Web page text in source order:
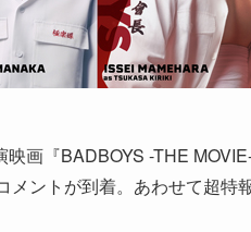
画『BADBOYS -THE
メントが到着。あわせて超特